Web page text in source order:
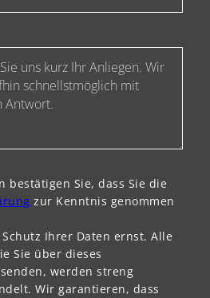
bestätigen Sie, dass Sie die
zur Kenntnis genommen
Ihrer Daten ernst. Alle
Sie über dieses
werden streng
Wir garantieren, dass